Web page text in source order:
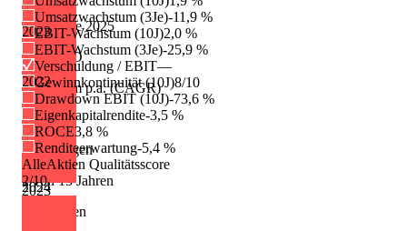
2023
2024
2022
2023
Umsatzwachstum (3Je)-11,9 %
EBIT-Wachstum (10J)2,0 %
EBIT-Wachstum (3Je)-25,9 %
Verschuldung / EBIT—
Gewinnkontinuität (10J)8/10
Drawdown EBIT (10J)-73,6 %
Eigenkapitalrendite-3,5 %
ROCE3,8 %
Renditeerwartung-5,4 %
AlleAktien Qualitätsscore
2/10
Dividende 2025
0.60 CAD
Wachstum p.a. (CAGR)
+0,0 %
Erhöhungen
1 von 13 Jahren
Kürzungen